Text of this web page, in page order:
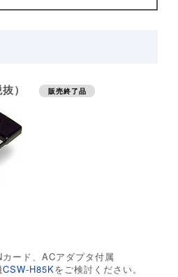
） 販売終了品
ード、ACアダプタ付属
CSW-H85Kをご検討ください。